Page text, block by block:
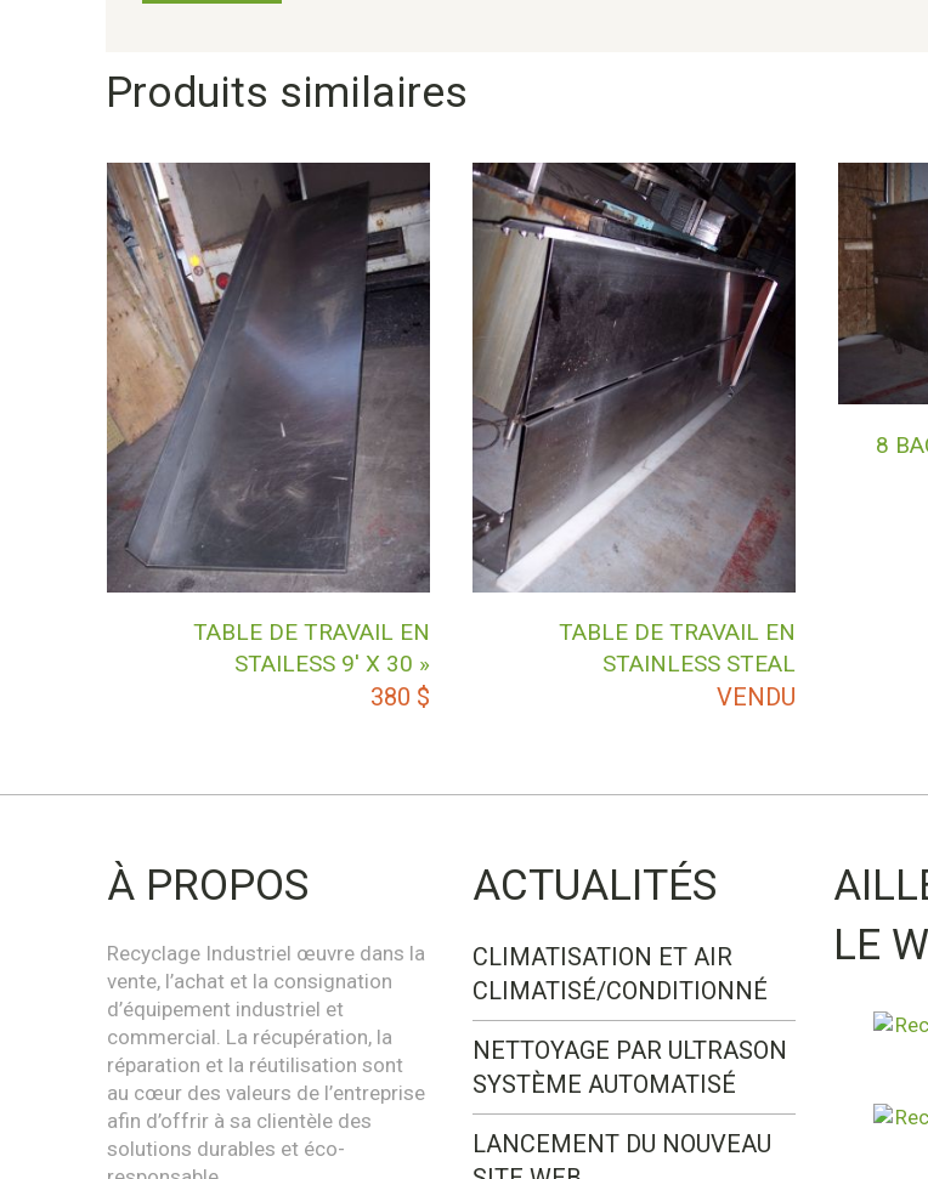
Produits similaires
TABLE DE TRAVAIL EN
STAILESS 9′ X 30 »
380 $
TABLE DE TRAVAIL EN
STAINLESS STEAL
VENDU
8
À PROPOS
Recyclage Industriel œuvre dans la
vente, l’achat et la consignation
d’équipement industriel et
commercial. La récupération, la
réparation et la réutilisation sont
au cœur des valeurs de l’entreprise
afin d’offrir à sa clientèle des
solutions durables et éco-
ACTUALITÉS
CLIMATISATION ET AIR
CLIMATISÉ/CONDITIONNÉ
NETTOYAGE PAR ULTRASON
SYSTÈME AUTOMATISÉ
LANCEMENT DU NOUVEAU
LE